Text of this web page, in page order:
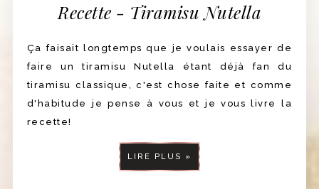
Recette - Tiramisu Nutella
Ça faisait longtemps que je voulais essayer de
faire un tiramisu Nutella étant déjà fan du
tiramisu classique, c'est chose faite et comme
d'habitude je pense à vous et je vous livre la
recette!
LIRE PLUS »